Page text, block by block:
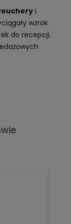
i
wzrok
do recepcji,